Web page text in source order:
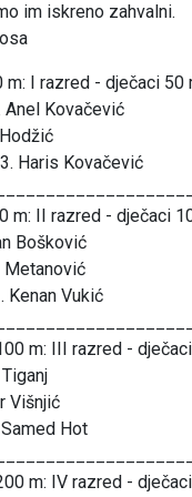
im iskreno zahvalni.
I razred - dječaci 50
Anel Kovačević
Haris Kovačević
m: II razred - dječaci
Bošković
Metanović
Kenan Vukić
m: III razred -
Višnjić
Hot
m: IV razred -